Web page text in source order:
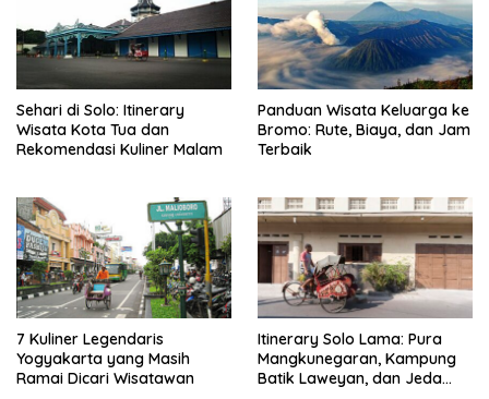
Sehari di Solo: Itinerary
Wisata Kota Tua dan
Rekomendasi Kuliner Malam
Panduan Wisata Keluarga ke
Bromo: Rute, Biaya, dan Jam
Terbaik
7 Kuliner Legendaris
Yogyakarta yang Masih
Ramai Dicari Wisatawan
Itinerary Solo Lama: Pura
Mangkunegaran, Kampung
Batik Laweyan, dan Jeda